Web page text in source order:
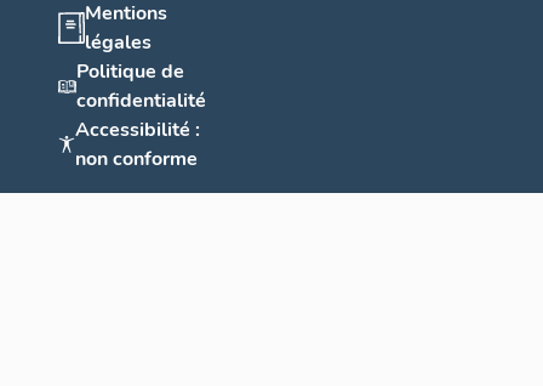
Mentions
légales
Politique de
confidentialité
Accessibilité :
non conforme